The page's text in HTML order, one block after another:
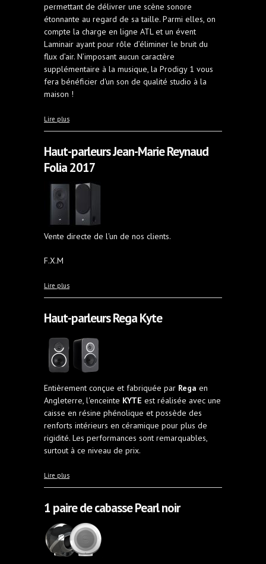
permettant de délivrer une scène sonore
étonnante au regard de sa taille. Parmi elles, on
compte la charge en ligne ATL et un évent
Laminair ayant pour rôle d’éliminer le bruit du
flux d’air. N’imposant aucun caractère
supplémentaire à la musique, la Prodigy 1 vous
fera bénéficier d'un son de qualité studio à la
maison !
Lire plus
Haut-parleurs Jean-Marie Reynaud
Folia 2017
Vente directe de l'un de nos clients.
F.X.M
Lire plus
Haut-parleurs Rega Kyte
Entièrement conçue et fabriquée par Rega en
Angleterre, l'enceinte KYTE est réalisée avec une
caisse en résine phénolique et possède des
renforts intérieurs en céramique pour plus de
rigidité. Les performances sont remarquables,
surtout à ce niveau de prix.
Lire plus
1 paire de cabasse Pearl noir